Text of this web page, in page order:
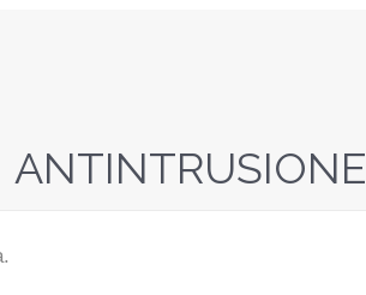
ANTINTRUSIONE